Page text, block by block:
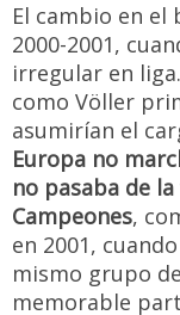
El cambio en
2000-2001,
irregular en
como Völler
asumirían el
Europa no
no pasaba de
Campeones,
en 2001,
mismo grupo
memorable